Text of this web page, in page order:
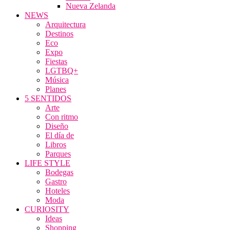
Nueva Zelanda
NEWS
Arquitectura
Destinos
Eco
Expo
Fiestas
LGTBQ+
Música
Planes
5 SENTIDOS
Arte
Con ritmo
Diseño
El día de
Libros
Parques
LIFE STYLE
Bodegas
Gastro
Hoteles
Moda
CURIOSITY
Ideas
Shopping